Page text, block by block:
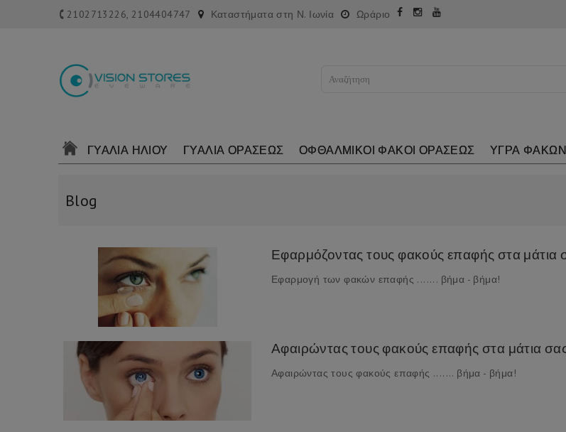
2102713226, 2104404747 Καταστήματα στη Ν. Ιωνία Ωράριο
ΓΥΑΛΙΑ ΗΛΙΟΥ ΓΥΑΛΙΑ ΟΡΑΣΕΩΣ ΟΦΘΑΛΜΙΚΟΙ ΦΑΚΟΙ ΟΡΑΣΕΩΣ ΥΓΡΑ
Blog
Εφαρμόζοντας τους φακούς επαφής στα μάτια
Εφαρμογή των φακών επαφής ....... βήμα - βήμα!
Αφαιρώντας τους φακούς επαφής στα μάτια
Αφαιρώντας τους φακούς επαφής ....... βήμα - βήμα!